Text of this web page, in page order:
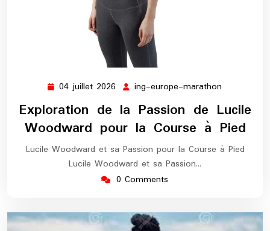
04 juillet 2026 04
juillet
2026
ing-europe-marathon
europe-
marathon
Exploration de la Passion de Lucile
Woodward pour la Course à Pied
Lucile Woodward et sa Passion pour la Course à Pied
Lucile Woodward et sa Passion…
0 Comments